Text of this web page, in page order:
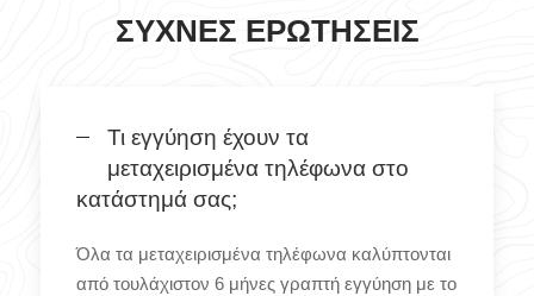
ΣΥΧΝΈΣ ΕΡΩΤΉΣΕΙΣ
Τι εγγύηση έχουν τα
μεταχειρισμένα τηλέφωνα στο
κατάστημά σας;
Όλα τα μεταχειρισμένα τηλέφωνα καλύπτονται
από τουλάχιστον 6 μήνες γραπτή εγγύηση με το